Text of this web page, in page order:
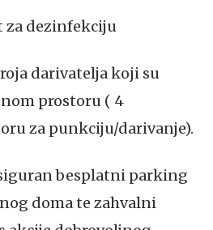
dezinfekciju
darivatelja koji su
prostoru ( 4
za punkciju/darivanje).
besplatni parking
doma te zahvalni